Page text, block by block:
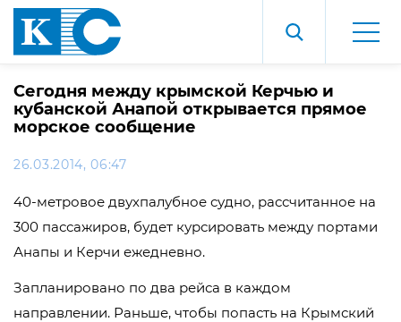
Сегодня между крымской Керчью и
кубанской Анапой открывается прямое
морское сообщение
26.03.2014, 06:47
40-метровое двухпалубное судно, рассчитанное на
300 пассажиров, будет курсировать между портами
Анапы и Керчи ежедневно.
Запланировано по два рейса в каждом
направлении. Раньше, чтобы попасть на Крымский